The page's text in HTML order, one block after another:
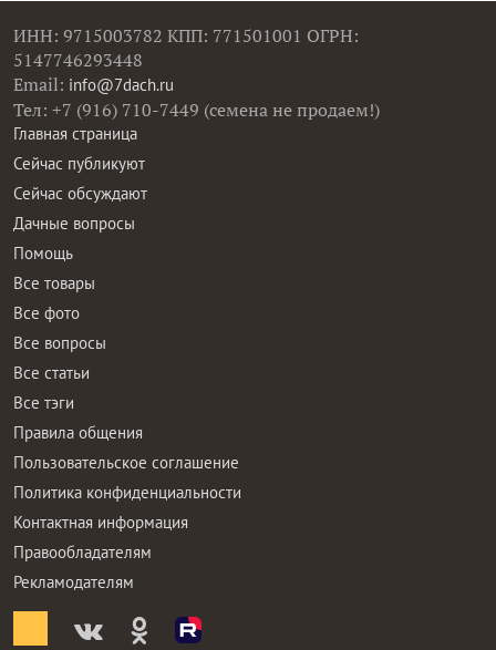
ИНН: 9715003782 КПП: 771501001 ОГРН:
5147746293448
Email: info@7dach.ru
Тел: +7 (916) 710-7449 (семена не продаем!)
Главная страница
Сейчас публикуют
Сейчас обсуждают
Дачные вопросы
Помощь
Все товары
Все фото
Все вопросы
Все статьи
Все тэги
Правила общения
Пользовательское соглашение
Политика конфиденциальности
Контактная информация
Правообладателям
Рекламодателям